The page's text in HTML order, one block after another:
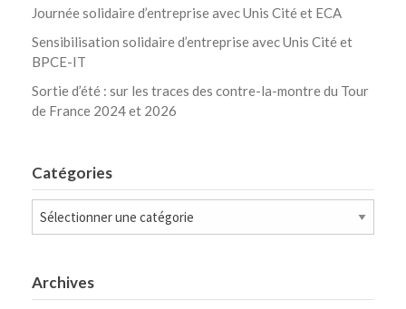
Journée solidaire d’entreprise avec Unis Cité et ECA
Sensibilisation solidaire d’entreprise avec Unis Cité et
BPCE-IT
Sortie d’été : sur les traces des contre-la-montre du Tour
de France 2024 et 2026
Catégories
Catégories
Archives